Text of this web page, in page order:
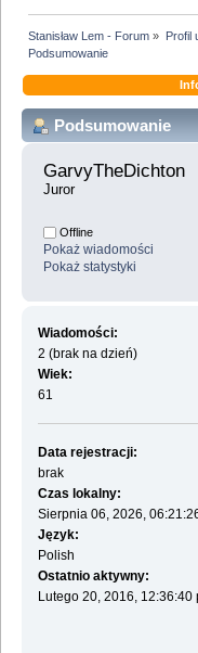
Stanisław Lem - Forum » Profil
Podsumowanie
Podsumowanie
GarvyTheDichton
Juror
Offline
Pokaż wiadomości
Pokaż statystyki
Wiadomości:
2 (brak na dzień)
Wiek:
61
Data rejestracji:
brak
Czas lokalny:
Sierpnia 06, 2026,
Język:
Polish
Ostatnio aktywny:
Lutego 20, 2016, 12:36:40